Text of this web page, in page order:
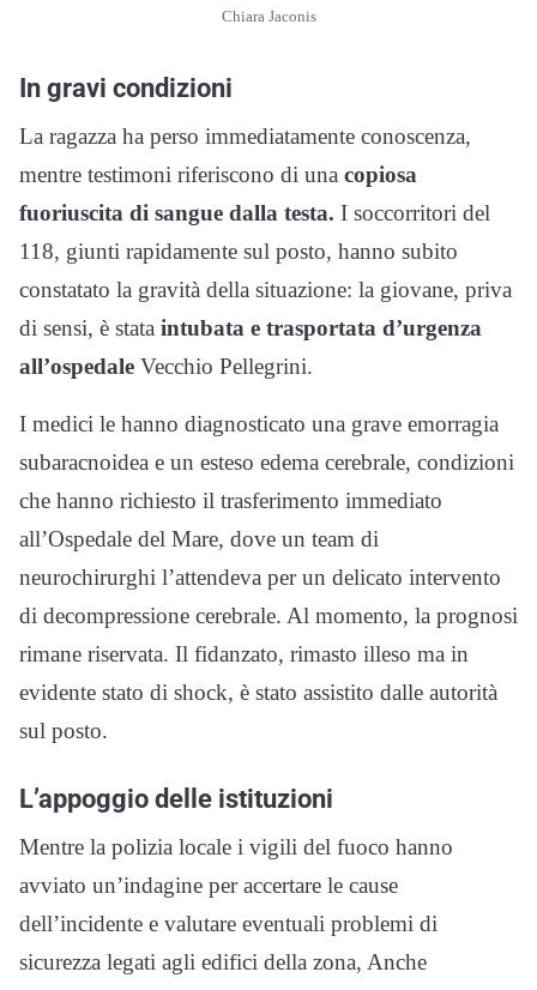
Chiara Jaconis
In gravi condizioni
La ragazza ha perso immediatamente conoscenza,
mentre testimoni riferiscono di una copiosa
fuoriuscita di sangue dalla testa. I soccorritori del
118, giunti rapidamente sul posto, hanno subito
constatato la gravità della situazione: la giovane, priva
di sensi, è stata intubata e trasportata d’urgenza
all’ospedale Vecchio Pellegrini.
I medici le hanno diagnosticato una grave emorragia
subaracnoidea e un esteso edema cerebrale, condizioni
che hanno richiesto il trasferimento immediato
all’Ospedale del Mare, dove un team di
neurochirurghi l’attendeva per un delicato intervento
di decompressione cerebrale. Al momento, la prognosi
rimane riservata. Il fidanzato, rimasto illeso ma in
evidente stato di shock, è stato assistito dalle autorità
sul posto.
L’appoggio delle istituzioni
Mentre la polizia locale i vigili del fuoco hanno
avviato un’indagine per accertare le cause
dell’incidente e valutare eventuali problemi di
sicurezza legati agli edifici della zona, Anche